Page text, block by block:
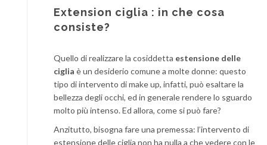
Extension ciglia : in che cosa
consiste?
Quello di realizzare la cosiddetta estensione delle
ciglia è un desiderio comune a molte donne: questo
tipo di intervento di make up, infatti, può esaltare la
bellezza degli occhi, ed in generale rendere lo sguardo
molto più intenso. Ed allora, come si può fare?
Anzitutto, bisogna fare una premessa: l’intervento di
estensione delle ciglia non ha nulla a che vedere con le